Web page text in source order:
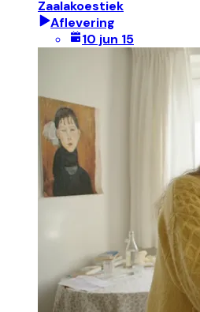
Zaalakoestiek
Aflevering
10 jun 15